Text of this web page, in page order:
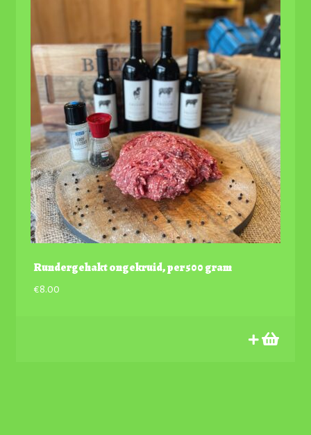
Rundergehakt ongekruid, per 500 gram
€8.00